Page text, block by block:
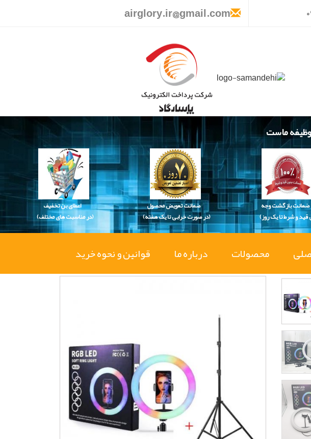
۰ airglory.ir@gmail.com
ماست
ضمانت بازگشت وجه
قید و شرط تا یک روز)
ضمانت تعویض محصول
(در صورت خرابی تا یک هفته)
اعطای بن تخفیف
(در مناسبت های مختلف)
محصولات درباره ما قوانین و نحوه خرید